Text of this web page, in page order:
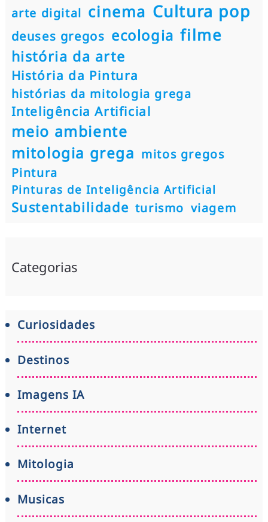
arte digital cinema Cultura pop
deuses gregos ecologia filme
história da arte
História da Pintura
histórias da mitologia grega
Inteligência Artificial
meio ambiente
mitologia grega mitos gregos
Pintura
Pinturas de Inteligência Artificial
Sustentabilidade turismo viagem
Categorias
Curiosidades
Destinos
Imagens IA
Internet
Mitologia
Musicas